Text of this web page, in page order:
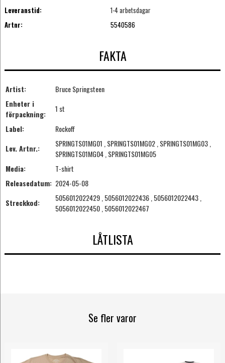
Leveranstid:
1-4 arbetsdagar
Artnr:
5540586
FAKTA
Artist:
Bruce Springsteen
Enheter i
förpackning:
1 st
Label:
Rockoff
Lev. Artnr.:
SPRINGTS01MG01 , SPRINGTS01MG02 , SPRINGTS01MG03 ,
SPRINGTS01MG04 , SPRINGTS01MG05
Media:
T-shirt
Releasedatum: 2024-05-08
Streckkod:
5056012022429 , 5056012022436 , 5056012022443 ,
5056012022450 , 5056012022467
LÅTLISTA
Se fler varor